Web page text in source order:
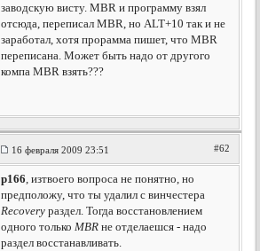
заводскую висту. MBR и программу взял
отсюда, переписал MBR, но ALT+10 так и не
заработал, хотя прорамма пишет, что MBR
переписана. Может быть надо от другого
компа MBR взять???
16 февраля 2009 23:51 #62
p166, изтвоего вопроса не понятно, но
предположу, что ты удалил с винчестера
Recovery раздел. Тогда восстановлением
одного толькоMBR не отделаешся - надо
раздел восстанавливать.